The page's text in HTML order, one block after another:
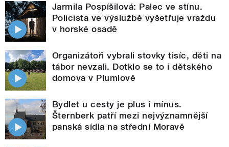
Jarmila Pospíšilová: Palec ve stínu.
Policista ve výslužbě vyšetřuje vraždu
v horské osadě
Organizátoři vybrali stovky tisíc, děti na
tábor nevzali. Dotklo se to i dětského
domova v Plumlově
Bydlet u cesty je plus i mínus.
Šternberk patří mezi nejvýznamnější
panská sídla na střední Moravě